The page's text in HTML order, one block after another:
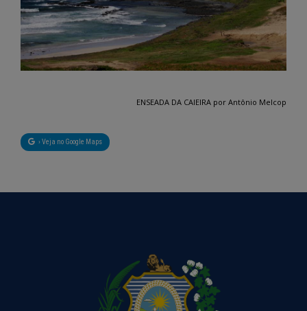
ENSEADA DA CAIEIRA por Antônio Melcop
› Veja no Google Maps